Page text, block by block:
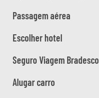
Passagem aérea
Escolher hotel
Seguro Viagem Bradesco
Alugar carro